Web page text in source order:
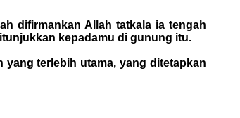
difirmankan Allah tatkala ia tengah
kepadamu di gunung itu.
yang terlebih utama, yang ditetapkan